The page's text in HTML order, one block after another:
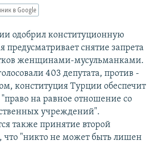
РАССЫЛКУ
в Google
одобрил конституционную
предусматривает снятие запрета
женщинами-мусульманками.
403 депутата, против -
конституция Турции обеспечит
на равное отношение со
учреждений".
также принятие второй
что "никто не может быть лишен